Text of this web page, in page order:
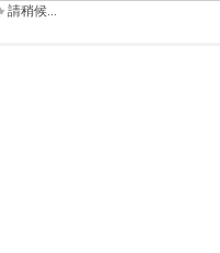
請稍候...